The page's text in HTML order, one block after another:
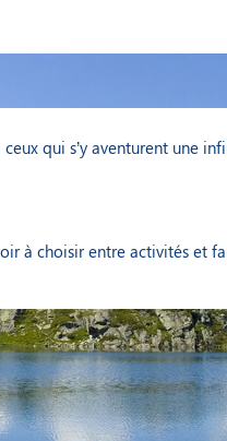
qui s’y aventurent une
à choisir entre activités et